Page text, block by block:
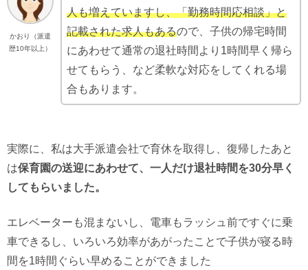
かおり（派遣
歴10年以上）
人も増えていますし、「勤務時間応相談」と
記載された求人もあるので、子供の帰宅時間
にあわせて通常の退社時間より1時間早く帰ら
せてもらう、など柔軟な対応をしてくれる場
合もあります。
実際に、私は大手派遣会社で育休を取得し、復帰したあと
は保育園の送迎にあわせて、一人だけ退社時間を30分早く
してもらいました。
エレベーターも混まないし、電車もラッシュ前ですぐに乗
車できるし、いろいろ効率があがったことで子供が寝る時
間を1時間ぐらい早めることができました